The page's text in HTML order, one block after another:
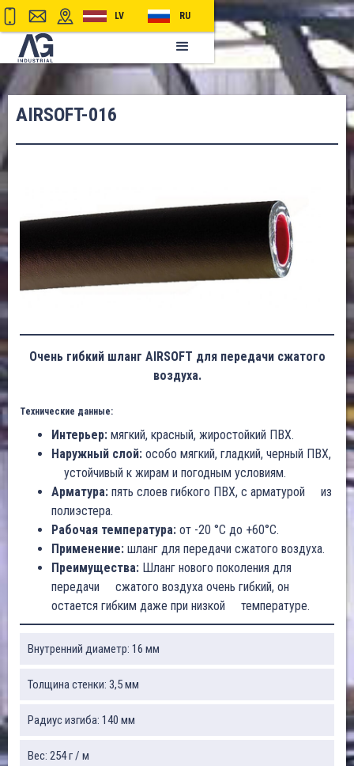
LV RU
AIRSOFT-016
Очень гибкий шланг AIRSOFT для передачи сжатого
воздуха.
Технические данные:
Интерьер: мягкий, красный, жиростойкий ПВХ.
Наружный слой: особо мягкий, гладкий, черный ПВХ,
устойчивый к жирам и погодным условиям.
Арматура: пять слоев гибкого ПВХ, с арматурой из
полиэстера.
Рабочая температура: от -20 °C до +60°C.
Применение: шланг для передачи сжатого воздуха.
Преимущества: Шланг нового поколения для
передачи сжатого воздуха очень гибкий, он
остается гибким даже при низкой температуре.
Внутренний диаметр: 16 мм
Толщина стенки: 3,5 мм
Радиус изгиба: 140 мм
Вес: 254 г / м